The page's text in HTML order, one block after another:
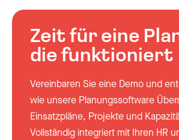
Zeit für eine
die funktioniert
Vereinbaren Sie eine Demo und
wie unsere Planungssoftware
Einsatzpläne, Projekte und
Vollständig integriert mit Ihren HR